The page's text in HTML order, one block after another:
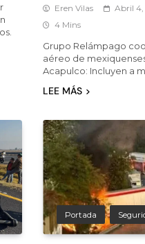
Eren Vilas Abril
4 Mins
Grupo Relámpago
aéreo de
Acapulco: Incluyen a
LEE MÁS
Portada